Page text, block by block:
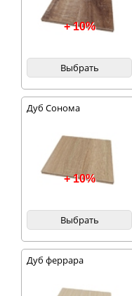
+ 10%
Выбрать
Дуб Сонома
+ 10%
Выбрать
Дуб феррара